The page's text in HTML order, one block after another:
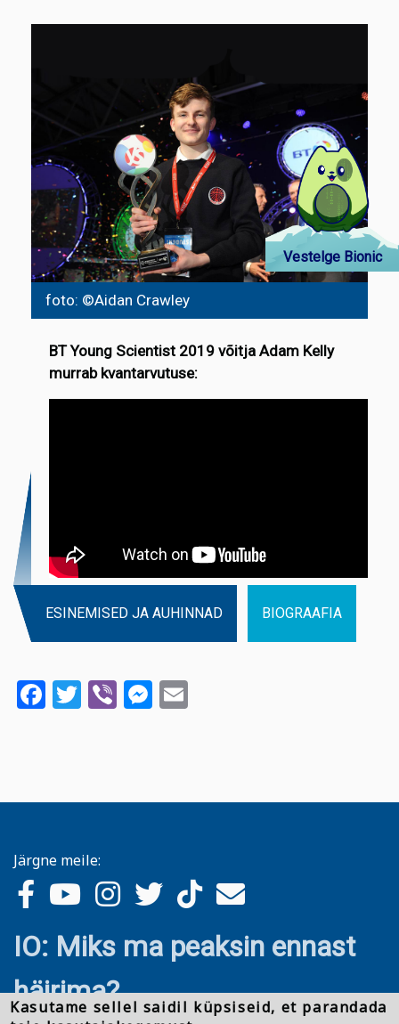
foto: ©Aidan Crawley
BT Young Scientist 2019 võitja Adam Kelly
murrab kvantarvutuse:
ESINEMISED JA AUHINNAD BIOGRAAFIA
Facebook
Twitter
ViberMessenger
Vestelge Bionic
Järgne meile:
IO: Miks ma peaksin ennast
häirima?
Kasutame sellel saidil küpsiseid, et parandada